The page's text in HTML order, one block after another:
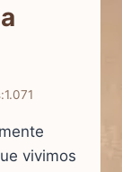
1.071
vivimos